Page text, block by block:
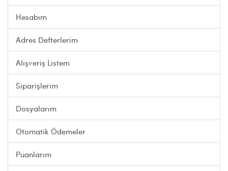
Hesabım
Adres Defterlerim
Alışveriş Listem
Siparişlerim
Dosyalarım
Otomatik Ödemeler
Puanlarım